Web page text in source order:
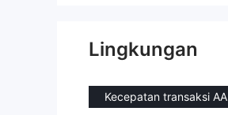
Lingkungan
Kecepatan transaksi AA